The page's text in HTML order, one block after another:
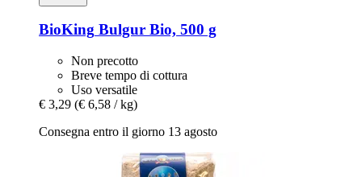
BioKing Bulgur Bio, 500 g
Non precotto
Breve tempo di cottura
Uso versatile
€ 3,29 (€ 6,58 / kg)
Consegna entro il giorno 13 agosto